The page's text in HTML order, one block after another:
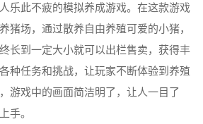
乐此不疲的模拟养成游戏。在这款游戏
猪场，通过散养自由养殖可爱的小猪，
长到一定大小就可以出栏售卖，获得丰
种任务和挑战，让玩家不断体验到养殖
游戏中的画面简洁明了，让人一目了
手。